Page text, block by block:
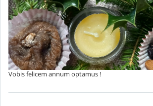
Vobis felicem annum optamus !